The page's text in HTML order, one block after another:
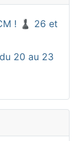
! ♟️ 26 et
20 au 23